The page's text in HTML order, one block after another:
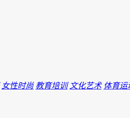
女性时尚 教育培训 文化艺术 体育运